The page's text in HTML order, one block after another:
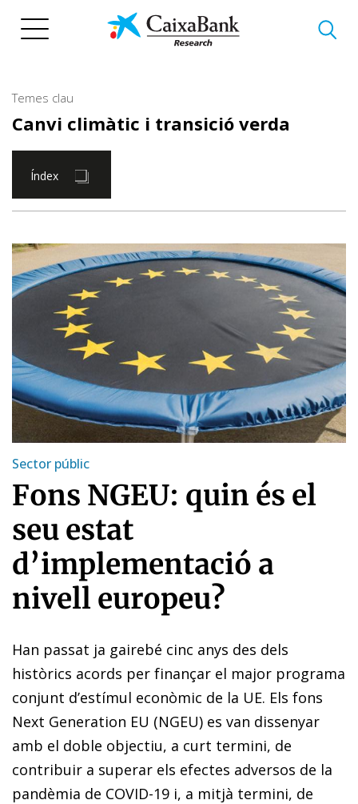
Temes clau
Canvi climàtic i transició verda
Índex
Sector públic
Fons NGEU: quin és el
seu estat
d’implementació a
nivell europeu?
Han passat ja gairebé cinc anys des dels
històrics acords per finançar el major programa
conjunt d’estímul econòmic de la UE. Els fons
Next Generation EU (NGEU) es van dissenyar
amb el doble objectiu, a curt termini, de
contribuir a superar els efectes adversos de la
pandèmia de COVID-19 i, a mitjà termini, de